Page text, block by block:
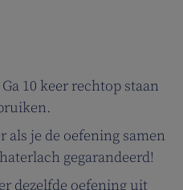
10 keer rechtop staan
als je de oefening samen
gegarandeerd!
dezelfde oefening uit